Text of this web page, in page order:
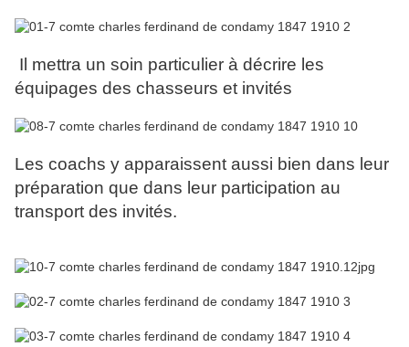
Il mettra un soin particulier à décrire les
équipages des chasseurs et invités
Les coachs y apparaissent aussi bien dans leur
préparation que dans leur participation au
transport des invités.